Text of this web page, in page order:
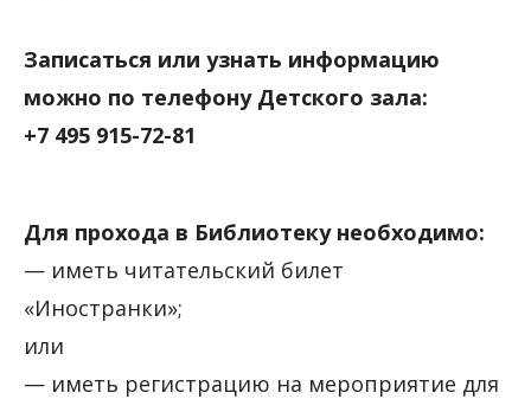
Записаться или узнать информацию
можно по телефону Детского зала:
+7 495 915-72-81
Для прохода в Библиотеку необходимо:
— иметь читательский билет
«Иностранки»;
или
— иметь регистрацию на мероприятие для